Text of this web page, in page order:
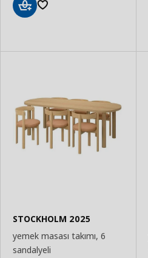
STOCKHOLM 2025
yemek masası takımı, 6
sandalyeli